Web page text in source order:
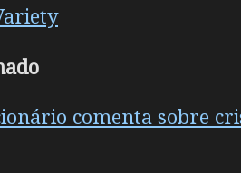
comenta sobre